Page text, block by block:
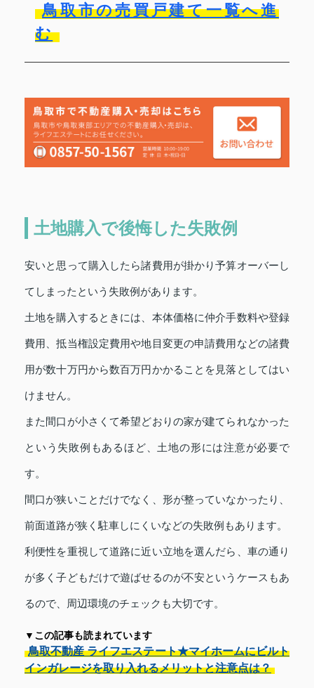
鳥取市の売買戸建て一覧へ進
む
土地購入で後悔した失敗例
安いと思って購入したら諸費用が掛かり予算オーバーし
てしまったという失敗例があります。
土地を購入するときには、本体価格に仲介手数料や登録
費用、抵当権設定費用や地目変更の申請費用などの諸費
用が数十万円から数百万円かかることを見落としてはい
けません。
また間口が小さくて希望どおりの家が建てられなかった
という失敗例もあるほど、土地の形には注意が必要で
す。
間口が狭いことだけでなく、形が整っていなかったり、
前面道路が狭く駐車しにくいなどの失敗例もあります。
利便性を重視して道路に近い立地を選んだら、車の通り
が多く子どもだけで遊ばせるのが不安というケースもあ
るので、周辺環境のチェックも大切です。
▼この記事も読まれています
鳥取不動産 ライフエステート★マイホームにビルト
インガレージを取り入れるメリットと注意点は？